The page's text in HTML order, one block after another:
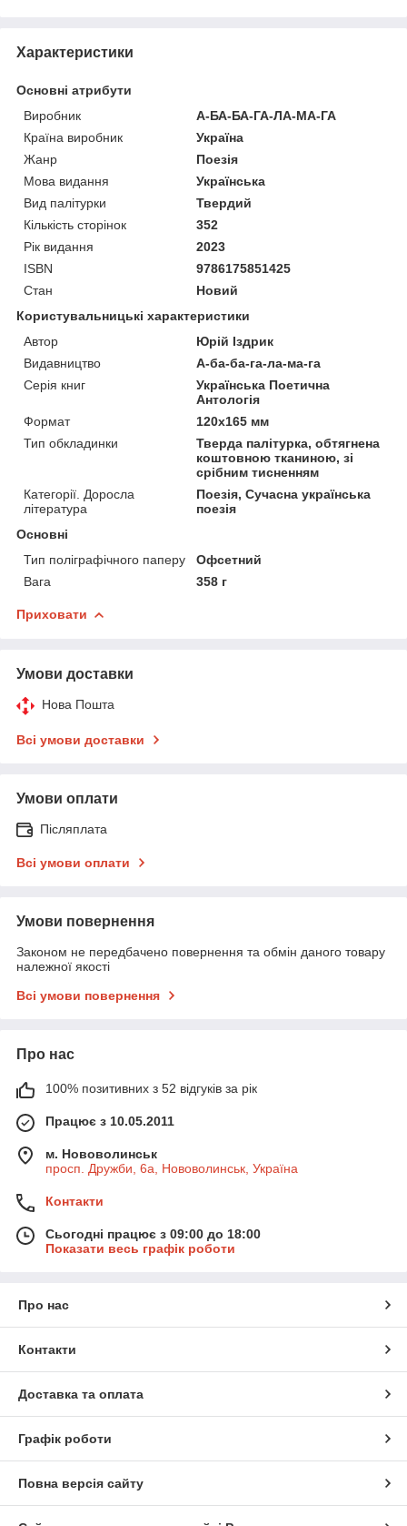
Характеристики
Основні атрибути
Виробник
А-БА-БА-ГА-ЛА-МА-ГА
Країна виробник
Україна
Жанр
Поезія
Мова видання
Українська
Вид палітурки
Твердий
Кількість сторінок
352
Рік видання
2023
ISBN
9786175851425
Стан
Новий
Користувальницькі характеристики
Автор
Юрій Іздрик
Видавництво
А-ба-ба-га-ла-ма-га
Серія книг
Українська Поетична
Антологія
Формат
120x165 мм
Тип обкладинки
Тверда палітурка, обтягнена
коштовною тканиною, зі
срібним тисненням
Категорії. Доросла
література
Поезія, Сучасна українська
поезія
Основні
Тип поліграфічного паперу
Офсетний
Вага
358 г
Приховати
Умови доставки
Нова Пошта
Всі умови доставки
Умови оплати
Післяплата
Всі умови оплати
Умови повернення
Законом не передбачено повернення та обмін даного товару
належної якості
Всі умови повернення
Про нас
100% позитивних з 52 відгуків за рік
Працює з 10.05.2011
м. Нововолинськ
просп. Дружби, 6а, Нововолинськ, Україна
Контакти
Сьогодні працює з 09:00 до 18:00
Показати весь графік роботи
Про нас
Контакти
Доставка та оплата
Графік роботи
Повна версія сайту